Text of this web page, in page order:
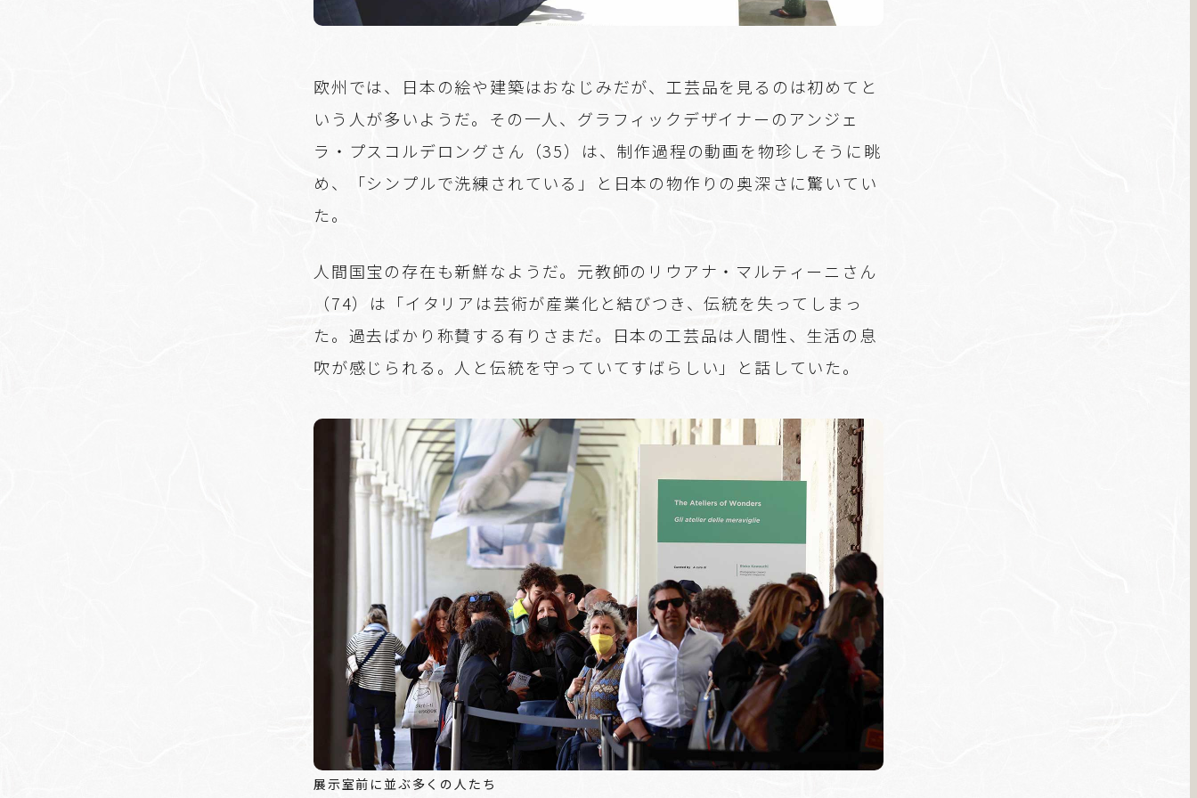
欧州では、日本の絵や建築はおなじみだが、工芸品を見るのは初めてと
いう人が多いようだ。その一人、グラフィックデザイナーのアンジェ
ラ・プスコルデロングさん（35）は、制作過程の動画を物珍しそうに眺
め、「シンプルで洗練されている」と日本の物作りの奥深さに驚いてい
た。
人間国宝の存在も新鮮なようだ。元教師のリウアナ・マルティーニさん
（74）は「イタリアは芸術が産業化と結びつき、伝統を失ってしまっ
た。過去ばかり称賛する有りさまだ。日本の工芸品は人間性、生活の息
吹が感じられる。人と伝統を守っていてすばらしい」と話していた。
展示室前に並ぶ多くの人たち